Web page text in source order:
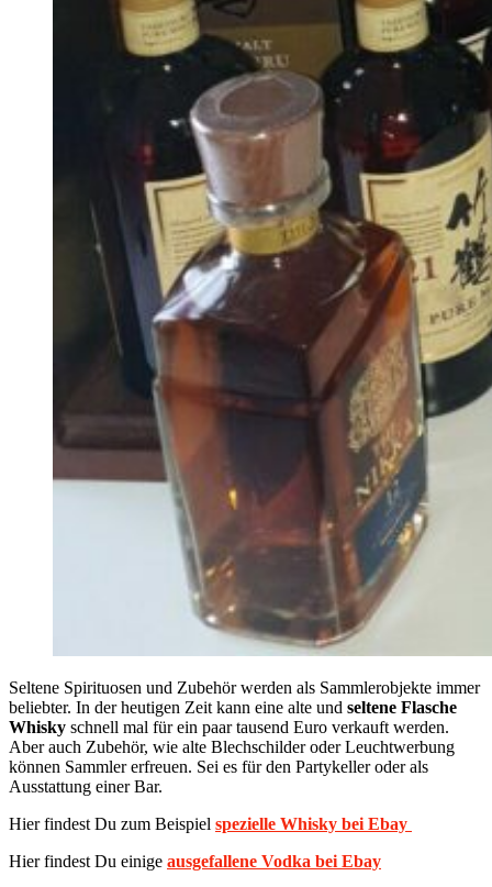
Seltene Spirituosen und Zubehör werden als Sammlerobjekte immer
beliebter. In der heutigen Zeit kann eine alte und seltene Flasche
Whisky schnell mal für ein paar tausend Euro verkauft werden.
Aber auch Zubehör, wie alte Blechschilder oder Leuchtwerbung
können Sammler erfreuen. Sei es für den Partykeller oder als
Ausstattung einer Bar.
Hier findest Du zum Beispiel spezielle Whisky bei Ebay
Hier findest Du einige ausgefallene Vodka bei Ebay